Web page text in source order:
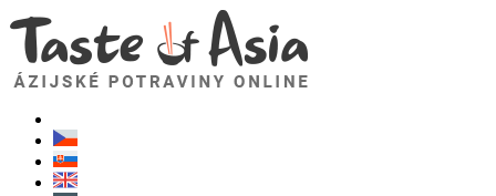
TasteOfAsia.sk
Neváhajte sa opýtať. Som tu pre vás!